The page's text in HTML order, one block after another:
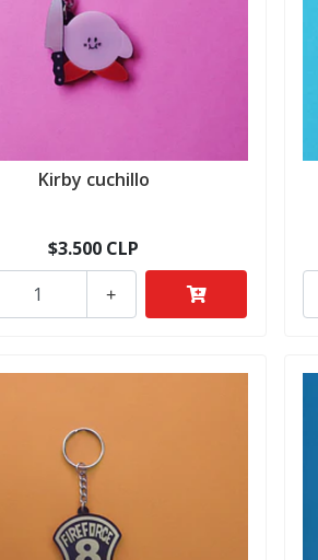
Kirby cuchillo
$3.500 CLP
+